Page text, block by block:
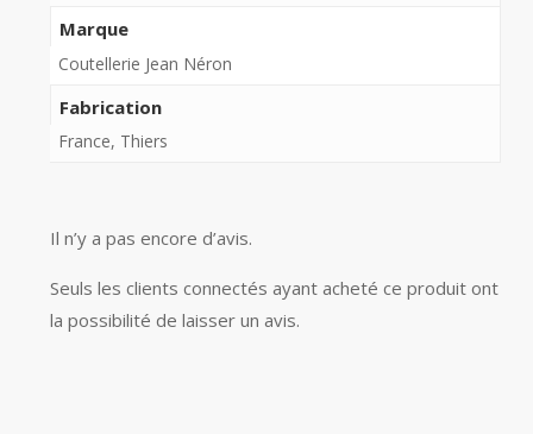
Marque
Coutellerie Jean Néron
Fabrication
France, Thiers
Il n’y a pas encore d’avis.
Seuls les clients connectés ayant acheté ce produit ont
la possibilité de laisser un avis.